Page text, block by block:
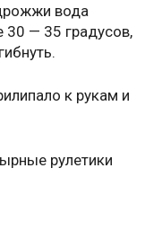
вода
30 — 35 градусов,
к рукам и
рулетики